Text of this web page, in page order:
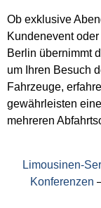
Ob exklusive
Kundenevent
Berlin übernimmt
um Ihren Besuch
Fahrzeuge,
gewährleisten
mehreren
Limousinen-
Konferenzen